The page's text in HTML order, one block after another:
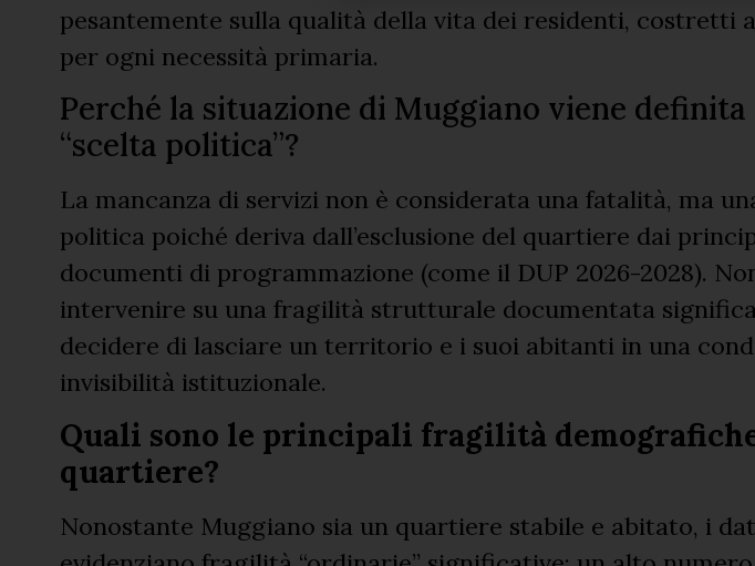
pesantemente sulla qualità della vita dei residenti, costretti
per ogni necessità primaria.
Perché la situazione di Muggiano viene definita
“scelta politica”?
La mancanza di servizi non è considerata una fatalità, ma
politica poiché deriva dall’esclusione del quartiere dai
documenti di programmazione (come il DUP 2026-2028).
intervenire su una fragilità strutturale documentata
decidere di lasciare un territorio e i suoi abitanti in una
invisibilità istituzionale.
Quali sono le principali fragilità
quartiere?
Nonostante Muggiano sia un quartiere stabile e abitato, i